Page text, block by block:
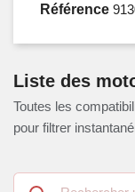
Référence
Liste des
Toutes les
pour filtrer
Recherche